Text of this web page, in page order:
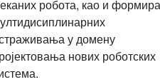
робота, као и
у домену
нових роботских